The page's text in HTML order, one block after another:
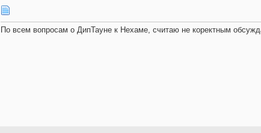
По всем вопросам о ДипТауне к Нехаме, считаю не коректным